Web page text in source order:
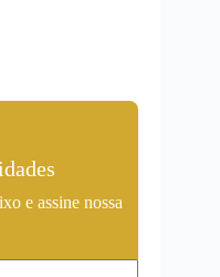
e assine nossa